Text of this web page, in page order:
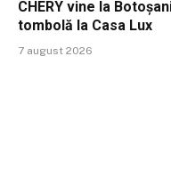
CHERY vine la
tombolă la Casa Lux
7 august 2026